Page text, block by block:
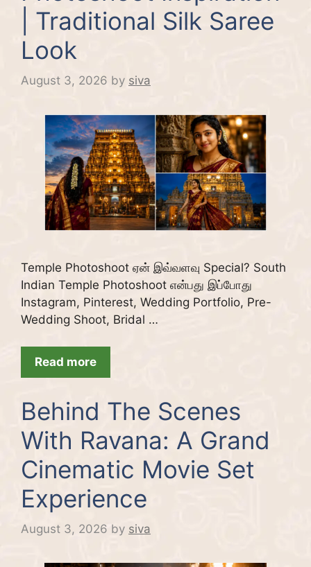
| Traditional Silk Saree
Look
August 3, 2026 by siva
Temple Photoshoot ஏன் இவ்வளவு Special? South
Indian Temple Photoshoot என்பது இப்போது
Instagram, Pinterest, Wedding Portfolio, Pre-
Wedding Shoot, Bridal …
Read more
Behind The Scenes
With Ravana: A Grand
Cinematic Movie Set
Experience
August 3, 2026 by siva